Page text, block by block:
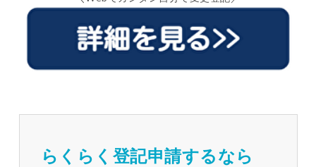
らくらく登記申請するなら